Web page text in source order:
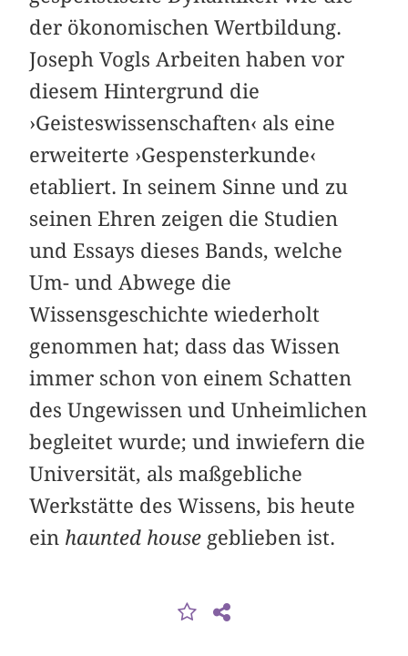
der ökonomischen Wertbildung.
Joseph Vogls Arbeiten haben vor
diesem Hintergrund die
›Geisteswissenschaften‹ als eine
erweiterte ›Gespensterkunde‹
etabliert. In seinem Sinne und zu
seinen Ehren zeigen die Studien
und Essays dieses Bands, welche
Um- und Abwege die
Wissensgeschichte wiederholt
genommen hat; dass das Wissen
immer schon von einem Schatten
des Ungewissen und Unheimlichen
begleitet wurde; und inwiefern die
Universität, als maßgebliche
Werkstätte des Wissens, bis heute
ein haunted house geblieben ist.